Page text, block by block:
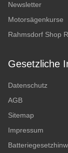
Newsletter
Motorsägenkurse
Rahmsdorf Shop
Gesetzliche
Datenschutz
AGB
Sitemap
Impressum